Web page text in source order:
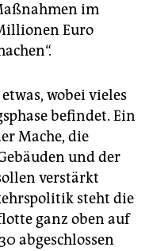
im
Euro
wobei vieles
befindet. Ein
Mache, die
und der
verstärkt
steht die
ganz oben auf
abgeschlossen